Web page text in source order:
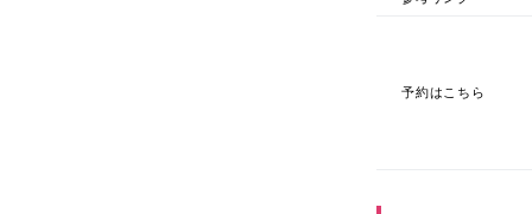
予約はこちら